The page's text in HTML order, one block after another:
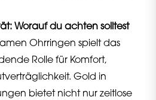
Worauf du achten solltest
Ohrringen spielt das
Rolle für Komfort,
Gold in
bietet nicht nur zeitlose